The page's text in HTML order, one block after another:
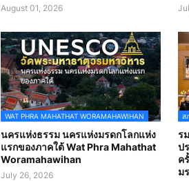
August 01, 2026
WAT PHRA MAHATHAT WORAMAHAWIHAN
นครแห่งธรรม นครแห่งมรดกโลกแห่ง
แรกของภาคใต้ Wat Phra Mahathat
Woramahawihan
July 26, 2026
ส
ร
ป
ค
ม